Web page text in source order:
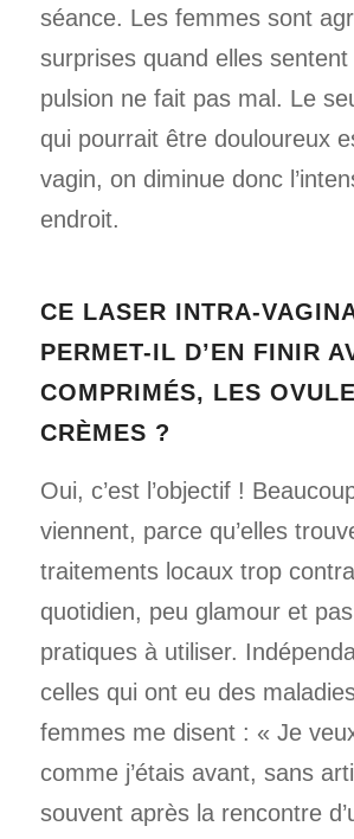
séance. Les femmes sont
surprises quand elles sentent
pulsion ne fait pas mal. Le
qui pourrait être douloureux
vagin, on diminue donc
endroit.
CE LASER INTRA-
PERMET-IL D’EN FINIR
COMPRIMÉS, LES
CRÈMES ?
Oui, c’est l’objectif !
viennent, parce qu’elles
traitements locaux trop
quotidien, peu glamour et
pratiques à utiliser.
celles qui ont eu des
femmes me disent : « Je
comme j’étais avant, sans
souvent après la rencontre